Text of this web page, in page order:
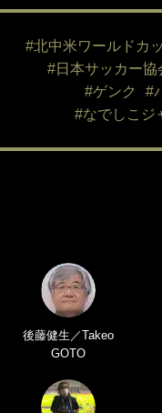
#北中米ワールドカ
#日本サッカー協
#ゲンク
#
#なでしこジ
後藤健生／Takeo
GOTO